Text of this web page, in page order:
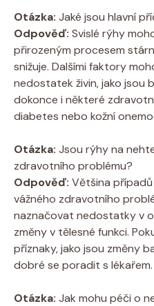
Otázka: Jaké jsou hlavní
Odpověď: Svislé rýhy
přirozeným procesem
snižuje. Dalšími faktory
nedostatek živin, jako jsou
dokonce i některé
diabetes nebo kožní
Otázka: Jsou rýhy na
zdravotního problému?
Odpověď: Většina případů
vážného zdravotního
naznačovat nedostatky v
změny v tělesné funkci.
příznaky, jako jsou změny
dobré se poradit s lékařem.
Otázka: Jak mohu péči o